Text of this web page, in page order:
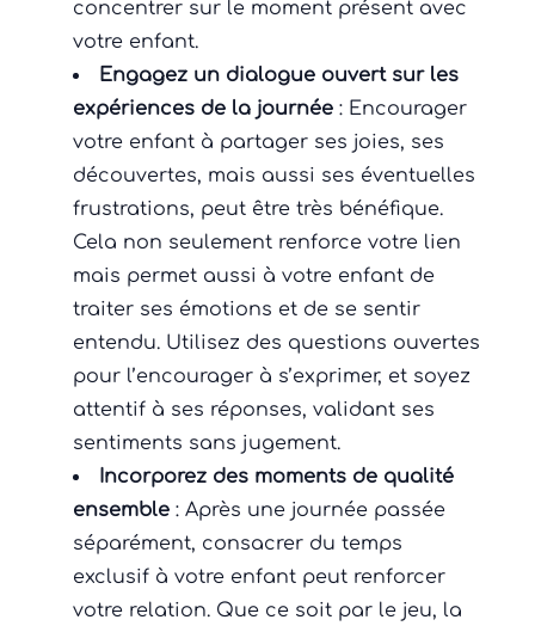
concentrer sur le moment présent avec
votre enfant.
Engagez un dialogue ouvert sur les
expériences de la journée: Encourager
votre enfant à partager ses joies, ses
découvertes, mais aussi ses éventuelles
frustrations, peut être très bénéfique.
Cela non seulement renforce votre lien
mais permet aussi à votre enfant de
traiter ses émotions et de se sentir
entendu. Utilisez des questions ouvertes
pour l’encourager à s’exprimer, et soyez
attentif à ses réponses, validant ses
sentiments sans jugement.
Incorporez des moments de qualité
ensemble : Après une journée passée
séparément, consacrer du temps
exclusif à votre enfant peut renforcer
votre relation. Que ce soit par le jeu, la